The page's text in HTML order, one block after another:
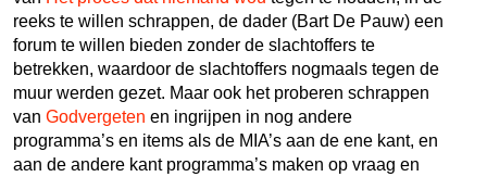
reeks te willen schrappen, de dader (Bart De Pauw) een
forum te willen bieden zonder de slachtoffers te
betrekken, waardoor de slachtoffers nogmaals tegen de
muur werden gezet. Maar ook het proberen schrappen
van Godvergeten en ingrijpen in nog andere
programma’s en items als de MIA’s aan de ene kant, en
aan de andere kant programma’s maken op vraag en